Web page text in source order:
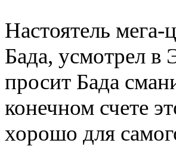
Настоятель
Бада, усмотрел
просит Бада
конечном счете
хорошо для